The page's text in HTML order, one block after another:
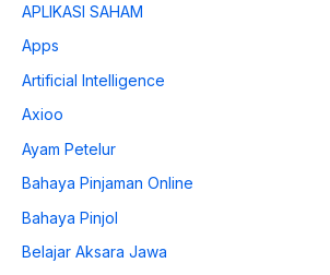
APLIKASI SAHAM
Apps
Artificial Intelligence
Axioo
Ayam Petelur
Bahaya Pinjaman Online
Bahaya Pinjol
Belajar Aksara Jawa